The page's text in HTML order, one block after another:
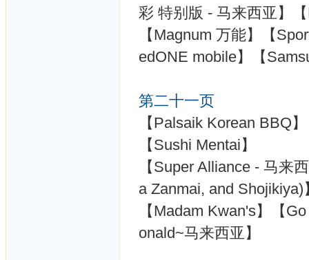
彩 特别版 - 马来西亚】
【Magnum 万能】【
edONE mobile】【
第二十一页
【Palsaik Korean BBQ
【Sushi Mentai】
【Super Alliance - 马来
a Zanmai, and Shojikiya)
【Madam Kwan's】【
onald~马来西亚】